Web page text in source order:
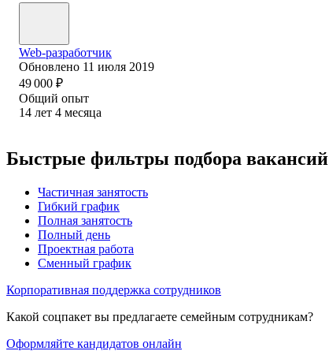
Web-разработчик
Обновлено 11 июля 2019
49 000 ₽
Общий опыт
14 лет 4 месяца
Быстрые фильтры подбора вакансий
Частичная занятость
Гибкий график
Полная занятость
Полный день
Проектная работа
Сменный график
Корпоративная поддержка сотрудников
Какой соцпакет вы предлагаете семейным сотрудникам?
Оформляйте кандидатов онлайн